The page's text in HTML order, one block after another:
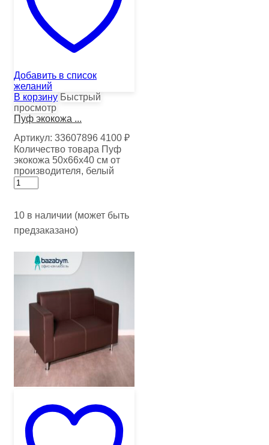
Добавить в список
желаний
В корзину Быстрый
просмотр
Пуф экокожа ...
Артикул: 33607896 4100 ₽
Количество товара Пуф
экокожа 50х66х40 см от
производителя, белый
10 в наличии (может быть
предзаказано)